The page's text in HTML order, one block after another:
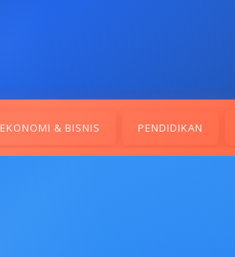
EKONOMI & BISNIS PENDIDIKAN